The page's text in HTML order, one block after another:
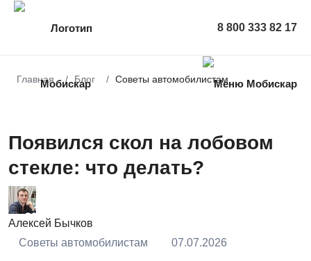
8 800 333 82 17
Главная Блог Советы автомобилистам
Появился скол на лобовом
стекле: что делать?
Алексей Бычков
Советы автомобилистам
07.07.2026